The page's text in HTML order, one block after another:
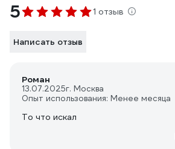
5 1 отзыв
Написать отзыв
Роман
13.07.2025г. Москва
Опыт использования: Менее месяца
То что искал